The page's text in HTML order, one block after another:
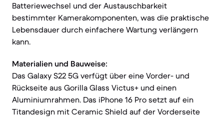
Batteriewechsel und der Austauschbarkeit
bestimmter Kamerakomponenten, was die praktische
Lebensdauer durch einfachere Wartung verlängern
kann.
Materialien und Bauweise:
Das Galaxy S22 5G verfügt über eine Vorder- und
Rückseite aus Gorilla Glass Victus+ und einen
Aluminiumrahmen. Das iPhone 16 Pro setzt auf ein
Titandesign mit Ceramic Shield auf der Vorderseite